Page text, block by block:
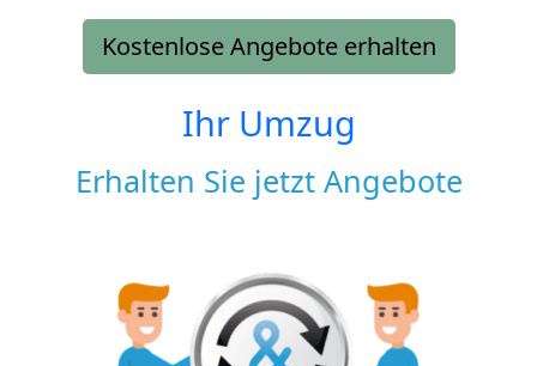
Kostenlose Angebote erhalten
Ihr Umzug
Erhalten Sie jetzt Angebote